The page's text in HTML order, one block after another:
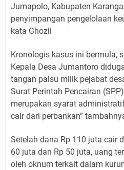
Jumapolo, Kabupaten
penyimpangan pengelolaan
kata Ghozli
Kronologis kasus ini bermula,
Kepala Desa Jumantoro
tangan palsu milik pejabat
Surat Perintah Pencairan
merupakan syarat
cair dari perbankan”
Setelah dana Rp 110 juta cair
60 juta dan Rp 50 juta, uang
oleh oknum terkait dalam